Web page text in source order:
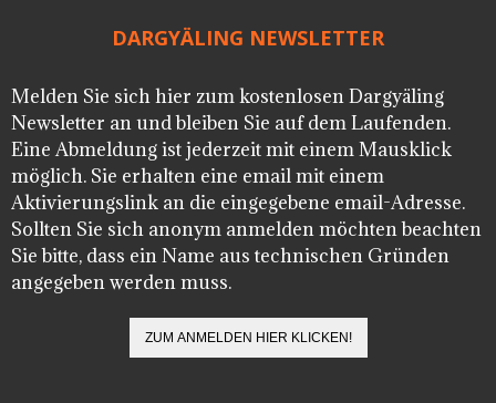
DARGYÄLING NEWSLETTER
Melden Sie sich hier zum kostenlosen Dargyäling
Newsletter an und bleiben Sie auf dem Laufenden.
Eine Abmeldung ist jederzeit mit einem Mausklick
möglich. Sie erhalten eine email mit einem
Aktivierungslink an die eingegebene email-Adresse.
Sollten Sie sich anonym anmelden möchten beachten
Sie bitte, dass ein Name aus technischen Gründen
angegeben werden muss.